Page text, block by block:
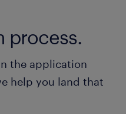
折衝・交渉経験
、TMMi等)
の規制・コンプラ
process.
the application
help you land that